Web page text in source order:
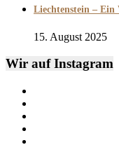
Liechtenstein – Ein
15. August 2025
Wir auf Instagram